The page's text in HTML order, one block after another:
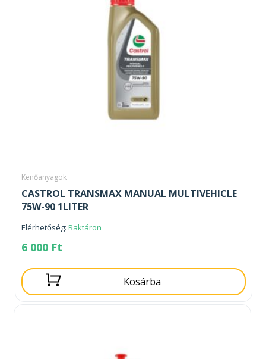
Kenőanyagok
CASTROL TRANSMAX MANUAL MULTIVEHICLE
75W-90 1LITER
Elérhetőség: Raktáron
6 000 Ft
Kosárba